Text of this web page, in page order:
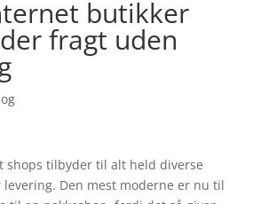
butikker
fragt uden
shops tilbyder til alt held diverse
Den mest moderne er nu til